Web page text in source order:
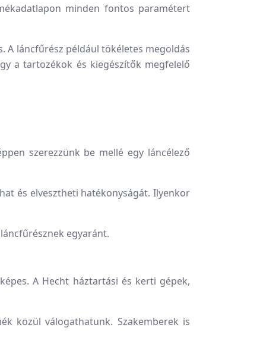
minden fontos paramétert
A láncfűrész például tökéletes megoldás
a tartozékok és kiegészítők megfelelő
szerezzünk be mellé egy láncélező
és elvesztheti hatékonyságát. Ilyenkor
egyaránt.
A Hecht háztartási és kerti gépek,
közül válogathatunk. Szakemberek is